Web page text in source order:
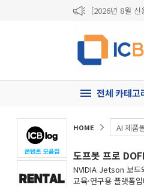
[2026년 8월 신
[마일리지 적
전체 카테고
HOME
도프봇 프로
NVIDIA Jetson 보드
교육·연구용 플랫폼